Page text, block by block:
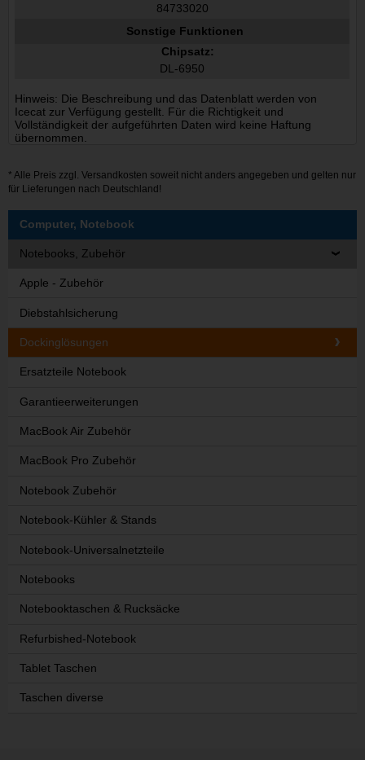
84733020
Sonstige Funktionen
Chipsatz:
DL-6950
Hinweis: Die Beschreibung und das Datenblatt werden von
Icecat zur Verfügung gestellt. Für die Richtigkeit und
Vollständigkeit der aufgeführten Daten wird keine Haftung
übernommen.
* Alle Preis zzgl. Versandkosten soweit nicht anders angegeben und gelten nur
für Lieferungen nach Deutschland!
Computer, Notebook
Notebooks, Zubehör
Apple - Zubehör
Diebstahlsicherung
Dockinglösungen
Ersatzteile Notebook
Garantieerweiterungen
MacBook Air Zubehör
MacBook Pro Zubehör
Notebook Zubehör
Notebook-Kühler & Stands
Notebook-Universalnetzteile
Notebooks
Notebooktaschen & Rucksäcke
Refurbished-Notebook
Tablet Taschen
Taschen diverse